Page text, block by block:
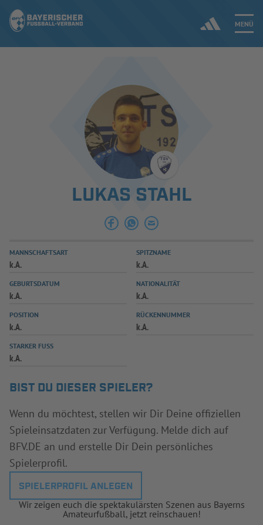
MENÜ
ERGEBNISSE & WETTBEWERBE
SPIELBETRIEB & VERBANDSLEBEN
AUSBILDUNG & FÖRDERUNG
SPIELPLUS
LUKAS STAHL
MANNSCHAFTSART
k.A.
SPITZNAME
k.A.
GEBURTSDATUM
k.A.
NATIONALITÄT
k.A.
POSITION
k.A.
RÜCKENNUMMER
k.A.
STARKER FUSS
k.A.
BIST DU DIESER SPIELER?
Wenn du möchtest, stellen wir Dir Deine offiziellen
Spieleinsatzdaten zur Verfügung. Melde dich auf
BFV.DE an und erstelle Dir Dein persönliches
Spielerprofil.
SPIELERPROFIL ANLEGEN
Wir zeigen euch die spektakulärsten Szenen aus Bayerns
Amateurfußball, jetzt reinschauen!